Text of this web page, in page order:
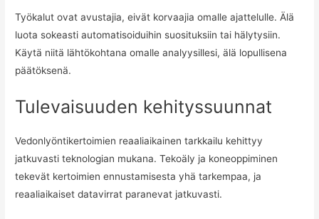
Työkalut ovat avustajia, eivät korvaajia omalle ajattelulle. Älä
luota sokeasti automatisoiduihin suosituksiin tai hälytysiin.
Käytä niitä lähtökohtana omalle analyysillesi, älä lopullisena
päätöksenä.
Tulevaisuuden kehityssuunnat
Vedonlyöntikertoimien reaaliaikainen tarkkailu kehittyy
jatkuvasti teknologian mukana. Tekoäly ja koneoppiminen
tekevät kertoimien ennustamisesta yhä tarkempaa, ja
reaaliaikaiset datavirrat paranevat jatkuvasti.